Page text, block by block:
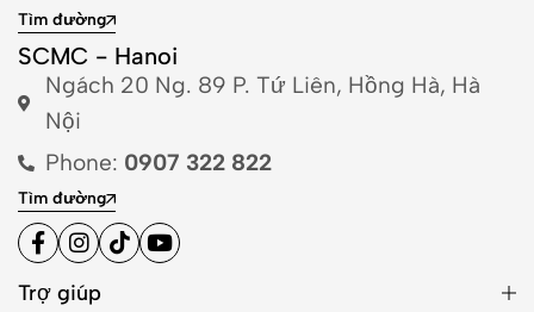
Tìm đường
SCMC - Hanoi
Ngách 20 Ng. 89 P. Tứ Liên, Hồng Hà, Hà
Nội
Phone: 0907 322 822
Tìm đường
Trợ giúp